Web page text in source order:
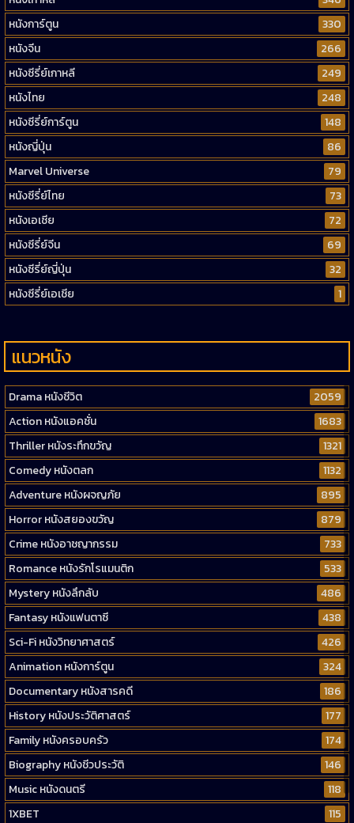
หนังการ์ตูน
330
หนังจีน
266
หนังซีรี่ย์เกาหลี
249
หนังไทย
248
หนังซีรี่ย์การ์ตูน
148
หนังญี่ปุ่น
86
Marvel Universe
79
หนังซีรี่ย์ไทย
73
หนังเอเชีย
72
หนังซีรี่ย์จีน
69
หนังซีรี่ย์ญี่ปุ่น
32
หนังซีรี่ย์เอเชีย
1
แนวหนัง
Drama หนังชีวิต
2059
Action หนังแอคชั่น
1683
Thriller หนังระทึกขวัญ
1321
Comedy หนังตลก
1132
Adventure หนังผจญภัย
895
Horror หนังสยองขวัญ
879
Crime หนังอาชญากรรม
733
Romance หนังรักโรแมนติก
533
Mystery หนังลึกลับ
486
Fantasy หนังแฟนตาซี
438
Sci-Fi หนังวิทยาศาสตร์
426
Animation หนังการ์ตูน
324
Documentary หนังสารคดี
186
History หนังประวัติศาสตร์
177
Family หนังครอบครัว
174
Biography หนังชีวประวัติ
146
Music หนังดนตรี
118
1XBET
115